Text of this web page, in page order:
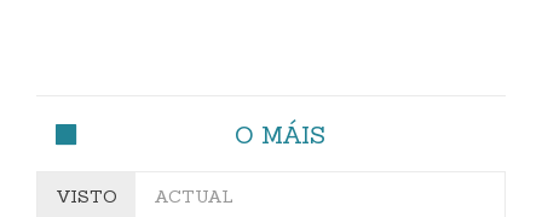
O MÁIS
VISTO ACTUAL